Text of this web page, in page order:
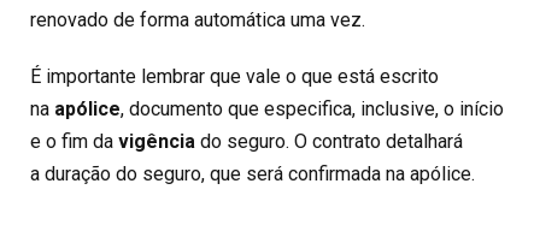
renovado de forma automática uma vez.
É importante lembrar que vale o que está escrito
na apólice, documento que especifica, inclusive, o início
e o fim da vigência do seguro. O contrato detalhará
a duração do seguro, que será confirmada na apólice.